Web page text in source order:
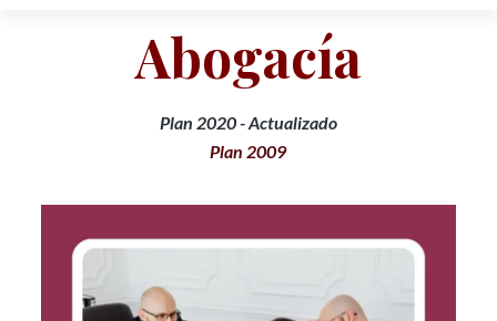
Abogacía
Plan 2020 - Actualizado
Plan 2009